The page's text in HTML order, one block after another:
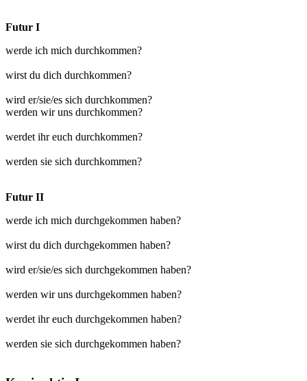
Futur I
werde ich mich durchkommen?
wirst du dich durchkommen?
wird er/sie/es sich durchkommen?
werden wir uns durchkommen?
werdet ihr euch durchkommen?
werden sie sich durchkommen?
Futur II
werde ich mich durchgekommen haben?
wirst du dich durchgekommen haben?
wird er/sie/es sich durchgekommen haben?
werden wir uns durchgekommen haben?
werdet ihr euch durchgekommen haben?
werden sie sich durchgekommen haben?